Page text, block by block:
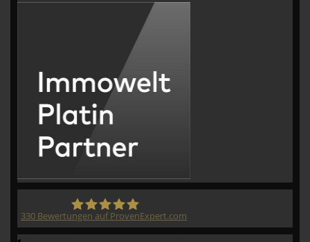
330 Bewertungen auf ProvenExpert.com